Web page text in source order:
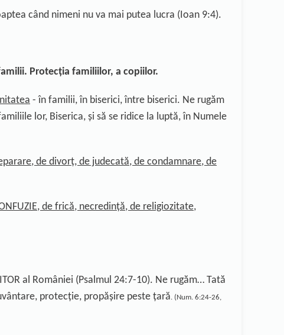
când nimeni nu va mai putea lucra (Ioan 9:4).
Protecția familiilor, a copiilor.
- în familii, în biserici, între biserici. Ne rugăm
lor, Biserica, și să se ridice la luptă, în Numele
de divorț, de judecată, de condamnare, de
de frică, necredință, de religiozitate,
al României (Psalmul 24:7-10). Ne rugăm… Tată
protecție, propășire peste țară. (Num. 6:24-26,